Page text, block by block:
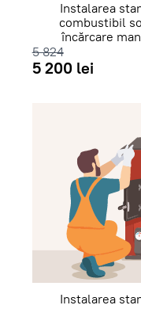
Instalarea
combustibil
încărcare
5 824
5 200 lei
Instalarea